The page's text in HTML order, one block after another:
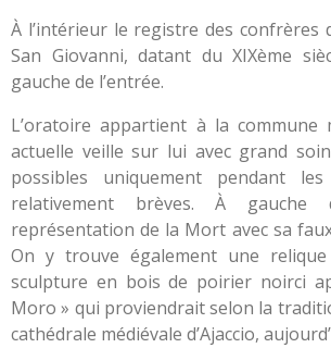
À l’intérieur le registre des confrères
San Giovanni, datant du XIXème
gauche de l’entrée.
L’oratoire appartient à la commune
actuelle veille sur lui avec grand
possibles uniquement pendant
relativement brèves. À gauche
représentation de la Mort avec sa
On y trouve également une
sculpture en bois de poirier noirci
Moro » qui proviendrait selon la
cathédrale médiévale d’Ajaccio,